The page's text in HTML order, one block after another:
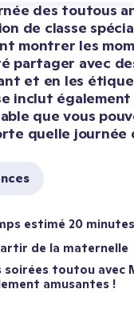
des toutous
de classe
montrer les
partager avec
et en les
inclut également
que vous
quelle journée
estimé 20 minutes
de la maternelle
soirées toutou avec
amusantes !